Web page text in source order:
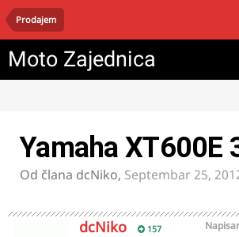
Prodajem
Moto Zajednica
Yamaha XT600E
Od člana dcNiko, Septembar 25,
dcNiko 157